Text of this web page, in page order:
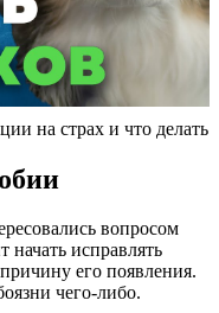
на страх и что делать
вопросом
начать исправлять
его появления.
чего-либо.